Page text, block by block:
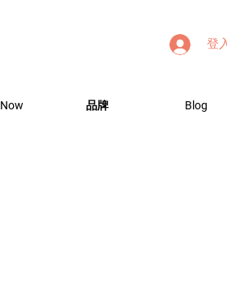
登
品牌 Blog